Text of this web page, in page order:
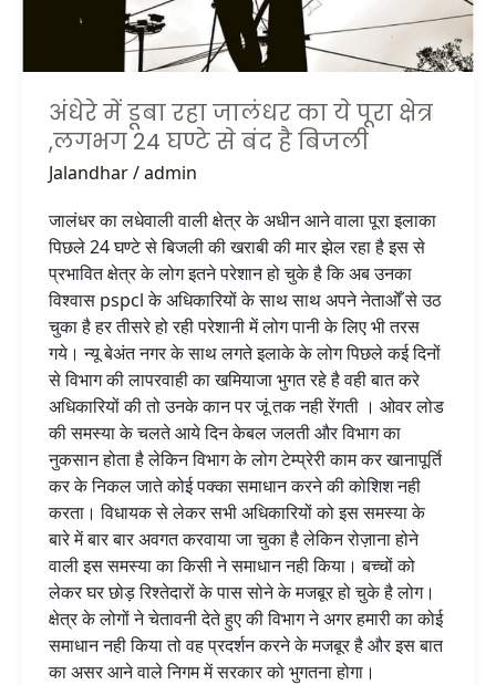
अंधेरे में डूबा रहा जालंधर का ये पूरा क्षेत्र
,लगभग 24 घण्टे से बंद है बिजली
Jalandhar/admin
जालंधर का लधेवाली वाली क्षेत्र के अधीन आने वाला पूरा इलाका
पिछले 24 घण्टे से बिजली की खराबी की मार झेल रहा है इस से
प्रभावित क्षेत्र के लोग इतने परेशान हो चुके है कि अब उनका
विश्वास pspcl के अधिकारियों के साथ साथ अपने नेताओँ से उठ
चुका है हर तीसरे हो रही परेशानी में लोग पानी के लिए भी तरस
गये। न्यू बेअंत नगर के साथ लगते इलाके के लोग पिछले कई दिनों
से विभाग की लापरवाही का खमियाजा भुगत रहे है वही बात करे
अधिकारियों की तो उनके कान पर जूं तक नही रेंगती । ओवर लोड
की समस्या के चलते आये दिन केबल जलती और विभाग का
नुकसान होता है लेकिन विभाग के लोग टेम्प्रेरी काम कर खानापूर्ति
कर के निकल जाते कोई पक्का समाधान करने की कोशिश नही
करता। विधायक से लेकर सभी अधिकारियों को इस समस्या के
बारे में बार बार अवगत करवाया जा चुका है लेकिन रोज़ाना होने
वाली इस समस्या का किसी ने समाधान नही किया। बच्चों को
लेकर घर छोड़ रिश्तेदारों के पास सोने के मजबूर हो चुके है लोग।
क्षेत्र के लोगों ने चेतावनी देते हुए की विभाग ने अगर हमारी का कोई
समाधान नही किया तो वह प्रदर्शन करने के मजबूर है और इस बात
का असर आने वाले निगम में सरकार को भुगतना होगा।
,लगभग
24
घण्टे
से
बंद
बिजली